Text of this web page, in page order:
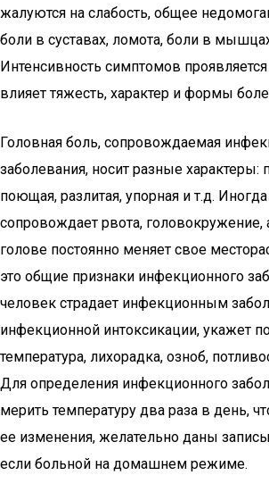
жалуются на слабость, общее
боли в суставах, ломота, боли в
Интенсивность симптомов
влияет тяжесть, характер и формы
Головная боль, сопровождаемая
заболевания, носит разные характеры:
поющая, разлитая, упорная и т.д.
сопровождает рвота, головокружение,
голове постоянно меняет свое
это общие признаки инфекционного
человек страдает инфекционным
инфекционной интоксикации, укажет
температура, лихорадка, озноб,
Для определения инфекционного
мерить температуру два раза в день,
ее изменения, желательно даны
если больной на домашнем режиме.